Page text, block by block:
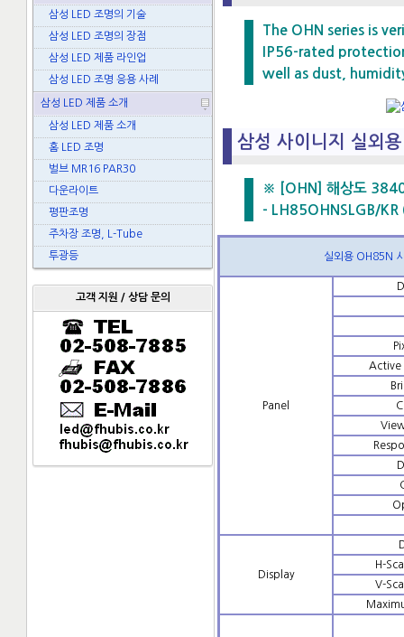
삼성 LED 조명의 기술
삼성 LED 조명의 장점
삼성 LED 제품 라인업
삼성 LED 조명 응용 사례
삼성 LED 제품 소개
삼성 LED 제품 소개
홈 LED 조명
벌브 MR16 PAR30
다운라이트
평판조명
주차장 조명, L-Tube
투광등
고객 지원 / 상담 문의
The OHN series is
IP56-rated
well as dust,
삼성 사이니지 실외
※ [OHN] 해상도
- LH85OHNSLGB/
실외용 OH85N
Panel
Active
Display
H-
V-